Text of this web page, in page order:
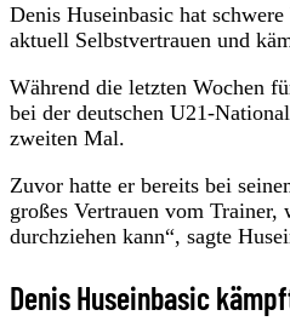
Denis Huseinbasic hat
aktuell Selbstvertrauen und
Während die letzten Wochen
bei der deutschen U21-
zweiten Mal.
Zuvor hatte er bereits bei
großes Vertrauen vom
durchziehen kann“, sagte
Denis Huseinbasic